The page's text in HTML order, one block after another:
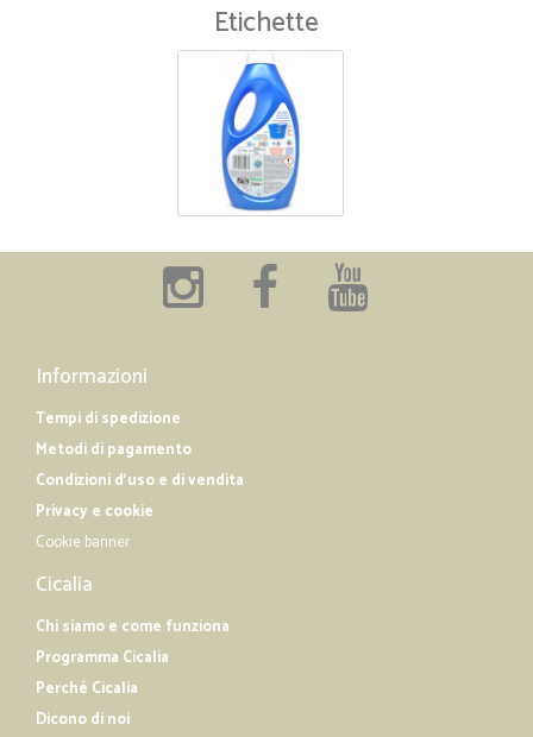
Etichette
Informazioni
Tempi di spedizione
Metodi di pagamento
Condizioni d'uso e di vendita
Privacy e cookie
Cookie banner
Cicalia
Chi siamo e come funziona
Programma Cicalia
Perché Cicalia
Dicono di noi